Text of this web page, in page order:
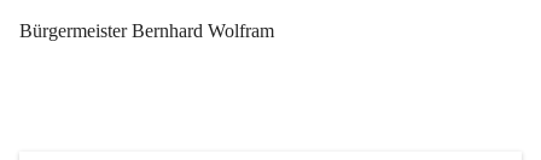
Bürgermeister Bernhard Wolfram